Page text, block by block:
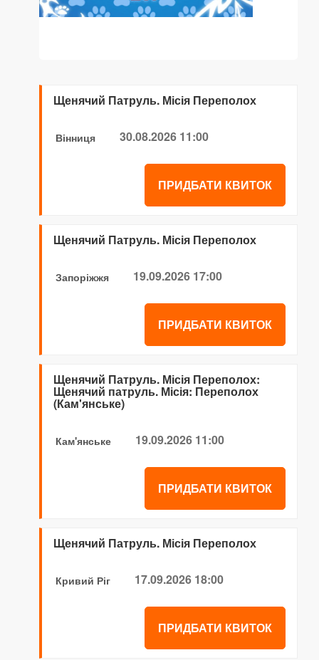
Щенячий Патруль. Місія Переполох
Вінниця 30.08.2026 11:00
ПРИДБАТИ КВИТОК
Щенячий Патруль. Місія Переполох
Запоріжжя 19.09.2026 17:00
ПРИДБАТИ КВИТОК
Щенячий Патруль. Місія Переполох:
Щенячий патруль. Місія: Переполох
(Кам'янське)
Кам'янське 19.09.2026 11:00
ПРИДБАТИ КВИТОК
Щенячий Патруль. Місія Переполох
Кривий Ріг 17.09.2026 18:00
ПРИДБАТИ КВИТОК